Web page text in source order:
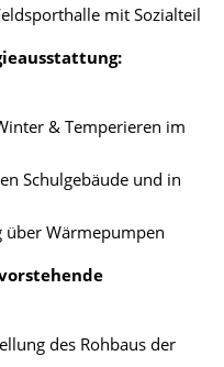
mit Sozialteil
& Temperieren im
Schulgebäude und in
über Wärmepumpen
des Rohbaus der